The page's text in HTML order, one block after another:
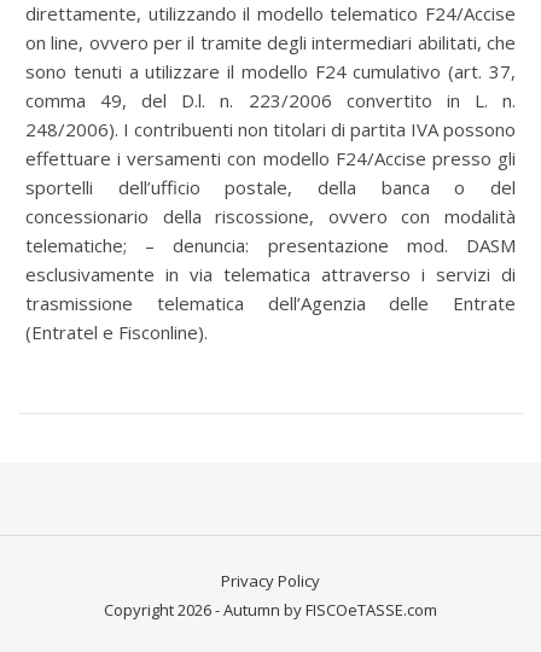
direttamente, utilizzando il modello telematico F24/Accise
on line, ovvero per il tramite degli intermediari abilitati, che
sono tenuti a utilizzare il modello F24 cumulativo (art. 37,
comma 49, del D.l. n. 223/2006 convertito in L. n.
248/2006). I contribuenti non titolari di partita IVA possono
effettuare i versamenti con modello F24/Accise presso gli
sportelli dell’ufficio postale, della banca o del
concessionario della riscossione, ovvero con modalità
telematiche; – denuncia: presentazione mod. DASM
esclusivamente in via telematica attraverso i servizi di
trasmissione telematica dell’Agenzia delle Entrate
(Entratel e Fisconline).
Privacy Policy
Copyright 2026 - Autumn by FISCOeTASSE.com